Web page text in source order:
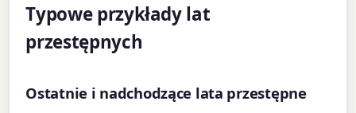
Typowe przykłady lat
przestępnych
Ostatnie i nadchodzące lata przestępne